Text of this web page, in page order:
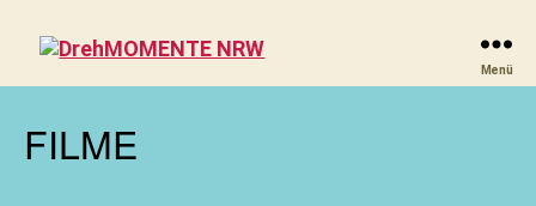
Menü
FILME